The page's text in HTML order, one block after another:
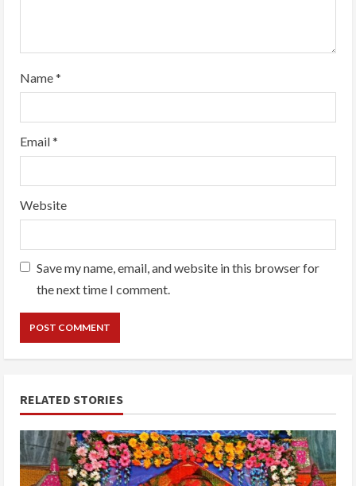
Name*
Email*
Website
Save my name, email, and website in this browser for
the next time I comment.
RELATED STORIES